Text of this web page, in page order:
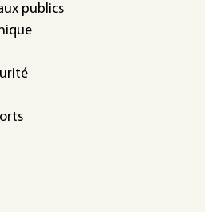
publics